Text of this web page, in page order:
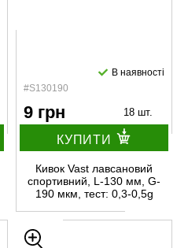
#S130190
В наявності
9 грн 18 шт.
КУПИТИ
Кивок Vast лавсановий
спортивний, L-130 мм, G-
190 мкм, тест: 0,3-0,5g